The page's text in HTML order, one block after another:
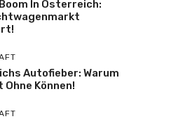
In Österreich:
Autofieber: Warum
Ohne Können!